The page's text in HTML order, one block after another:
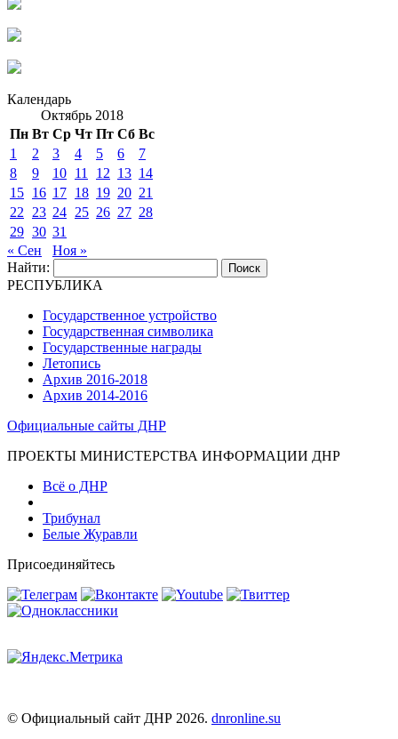
Календарь
Октябрь 2018
Пн Вт Ср Чт Пт Сб Вс
1
2 3 4 5 6
7
8
9 10 11 12 13 14
15 16 17 18 19 20 21
22
23 24 25 26 27 28
29 30 31
« Сен
Ноя »
Найти:
РЕСПУБЛИКА
Государственное устройство
Государственная символика
Государственные награды
Летопись
Архив 2016-2018
Архив 2014-2016
Официальные сайты ДНР
ПРОЕКТЫ МИНИСТЕРСТВА ИНФОРМАЦИИ ДНР
Всё о ДНР
Трибунал
Белые Журавли
Присоединяйтесь
© Официальный сайт ДНР 2026. dnronline.su